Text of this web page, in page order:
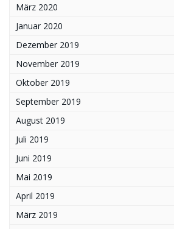
März 2020
Januar 2020
Dezember 2019
November 2019
Oktober 2019
September 2019
August 2019
Juli 2019
Juni 2019
Mai 2019
April 2019
März 2019